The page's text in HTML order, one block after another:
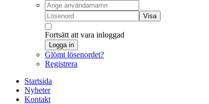
Visa
Fortsätt att vara inloggad
Logga in
Glömt lösenordet?
Registrera
Startsida
Nyheter
Kontakt